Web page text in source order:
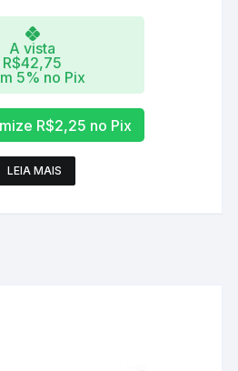
A vista
R$42,75
5% no Pix
R$2,25 no Pix
LEIA MAIS